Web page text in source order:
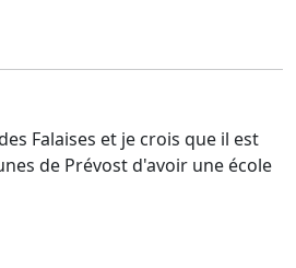
Falaises et je crois que il est
de Prévost d'avoir une école